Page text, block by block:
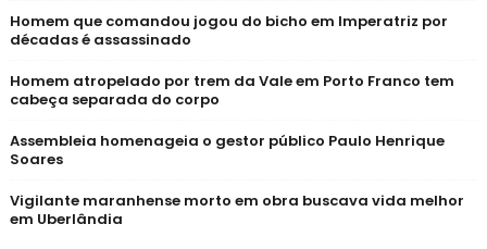
Homem que comandou jogou do bicho em Imperatriz por
décadas é assassinado
Homem atropelado por trem da Vale em Porto Franco tem
cabeça separada do corpo
Assembleia homenageia o gestor público Paulo Henrique
Soares
Vigilante maranhense morto em obra buscava vida melhor
em Uberlândia